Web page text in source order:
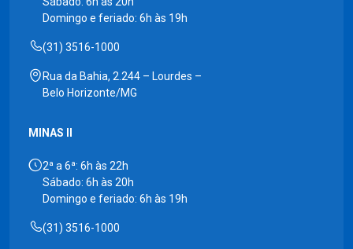
Domingo e feriado: 6h às 19h
(31) 3516-1000
Rua da Bahia, 2.244 – Lourdes –
Belo Horizonte/MG
MINAS II
2ª a 6ª: 6h às 22h
Sábado: 6h às 20h
Domingo e feriado: 6h às 19h
(31) 3516-1000